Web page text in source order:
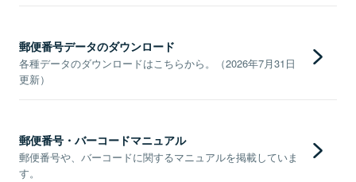
郵便番号データのダウンロード
各種データのダウンロードはこちらから。（2026年7月31日
更新）
郵便番号・バーコードマニュアル
郵便番号や、バーコードに関するマニュアルを掲載していま
す。